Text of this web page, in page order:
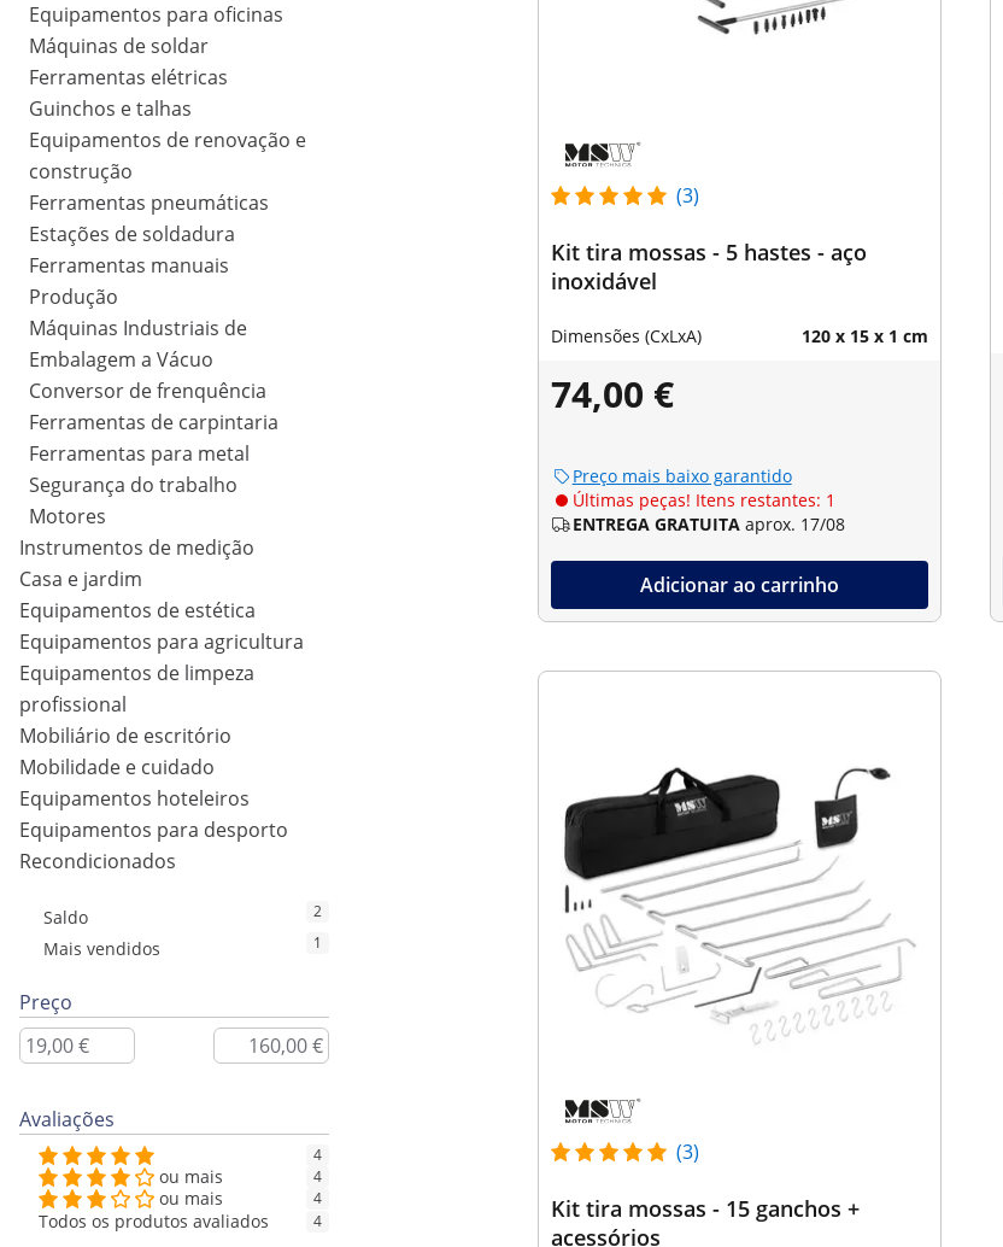
Equipamentos para oficinas
Máquinas de soldar
Ferramentas elétricas
Guinchos e talhas
Equipamentos de renovação e
construção
Ferramentas pneumáticas
Estações de soldadura
Ferramentas manuais
Produção
Máquinas Industriais de
Embalagem a Vácuo
Conversor de frenquência
Ferramentas de carpintaria
Ferramentas para metal
Segurança do trabalho
Motores
Instrumentos de medição
Casa e jardim
Equipamentos de estética
Equipamentos para agricultura
Equipamentos de limpeza
profissional
Mobiliário de escritório
Mobilidade e cuidado
Equipamentos hoteleiros
Equipamentos para desporto
Recondicionados
Saldo 2
Mais vendidos 1
Preço
Avaliações
4
ou mais 4
ou mais 4
Todos os produtos avaliados 4
(3)
Kit tira mossas - 5 hastes - aço
inoxidável
Dimensões (CxLxA) 120 x 15 x 1 cm
74,00 €
Preço mais baixo garantido
Últimas peças! Itens restantes: 1
ENTREGA GRATUITA aprox. 17/08
Adicionar ao carrinho
(3)
Kit tira mossas - 15 ganchos +
acessórios